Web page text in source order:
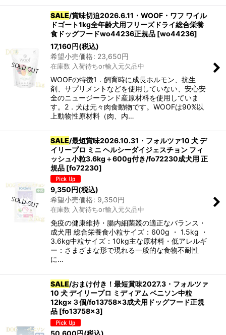
SALE/賞味切迫2026.6.11・WOOF・ワフ ワイル
ドゴート1kg全年齢犬用フリーズドライ総合栄養
食ドッグフードwo44236正規品 [wo44236]
17,160円(税込)
希望小売価格: 23,650円
在庫数 入荷待ちor輸入元欠品中
WOOFの特徴1．飼育時に成長ホルモン、抗生
剤、サプリメントなどを使用していない、安心安
全のニュージーランド産原材料を使用していま
す。2．犬は元々肉食動物です。WOOFは90%以
上動物性原材料（肉、内…
SALE/最短賞味2026.10.31・フォルツァ10 犬 デ
イリープロ ミニ ヘルシーダイジェスチョン フィ
ッシュ小粒3.6kg＋600g付き/fo72230成犬用 正
規品 [fo72230]
9,350円(税込)
希望小売価格: 9,350円
在庫数 入荷待ちor輸入元欠品中
免疫の健康維持・腸内細菌叢の適正なバランス・
成犬用 総合栄養食小粒サイズ：600g ・ 1.5kg ・
3.6kg中粒サイズ：10kg主な原材料・低アレルギ
ー：さまざまな形で現れる一般的な食物不耐性
に…
SALE/おまけ付き！最短賞味2027.3・フォルツァ
10 犬 デイリープロ ミディアム ベニソン中粒
12kg×３個/fo13758x3成犬用ドッグフード正規
品 [fo13758x3]
50,600円(税込)